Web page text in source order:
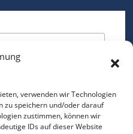
verwenden wir Technologien
zu speichern und/oder darauf
zustimmen, können wir
IDs auf dieser Website
*